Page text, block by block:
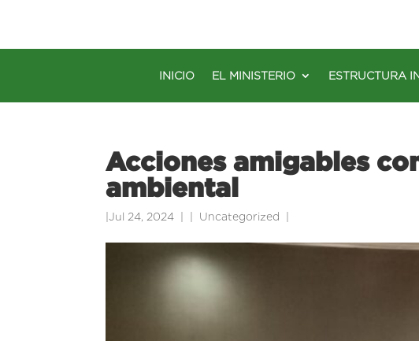
INICIO EL MINISTERIO ESTRUCTURA
Acciones amigables
ambiental
|Jul 24, 2024 Uncategorized